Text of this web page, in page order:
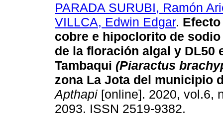
PARADA SURUBI, Ramón
VILLCA, Edwin Edgar.
cobre e hipoclorito de
de la floración algal y DL50
Tambaqui (Piaractus
zona La Jota del municipio
Apthapi [online]. 2020, vol.6,
2093. ISSN 2519-9382.